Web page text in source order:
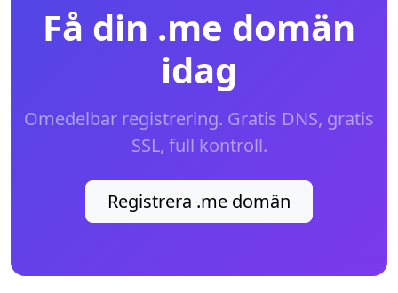
Få din .me domän
idag
Omedelbar registrering. Gratis DNS, gratis
SSL, full kontroll.
Registrera .me domän